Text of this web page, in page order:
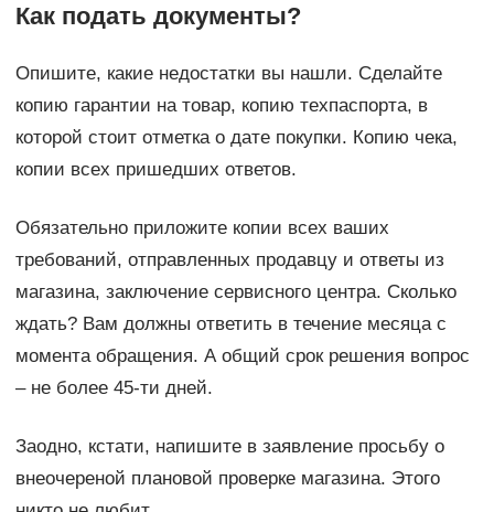
Как подать документы?
Опишите, какие недостатки вы нашли. Сделайте
копию гарантии на товар, копию техпаспорта, в
которой стоит отметка о дате покупки. Копию чека,
копии всех пришедших ответов.
Обязательно приложите копии всех ваших
требований, отправленных продавцу и ответы из
магазина, заключение сервисного центра. Сколько
ждать? Вам должны ответить в течение месяца с
момента обращения. А общий срок решения вопрос
– не более 45-ти дней.
Заодно, кстати, напишите в заявление просьбу о
внеочереной плановой проверке магазина. Этого